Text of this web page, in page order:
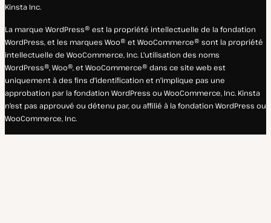
Kinsta Inc.
La marque WordPress® est la propriété intellectuelle de la fondation
WordPress, et les marques Woo® et WooCommerce® sont la propriété
intellectuelle de WooCommerce, Inc. L'utilisation des noms
WordPress®, Woo®, et WooCommerce® dans ce site web est
uniquement à des fins d'identification et n'implique pas une
approbation par la fondation WordPress ou WooCommerce, Inc. Kinsta
n'est pas approuvé ou détenu par, ou affilié à la fondation WordPress ou
WooCommerce, Inc.